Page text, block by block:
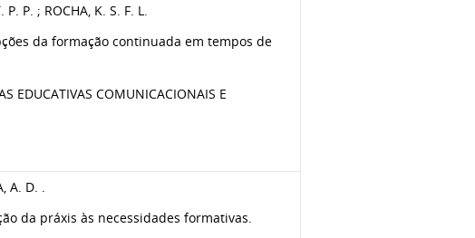
P. ; ROCHA, K. S. F. L.
da formação continuada em tempos de
EDUCATIVAS COMUNICACIONAIS E
A. D. .
da práxis às necessidades formativas.